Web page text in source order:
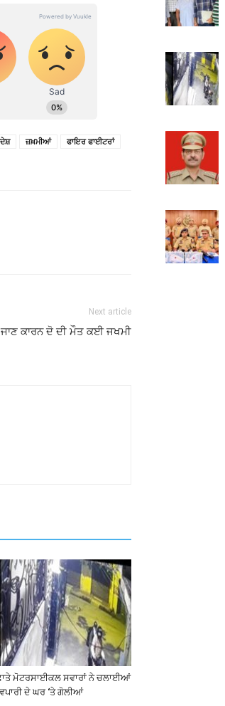
ਜ਼ਖ਼ਮੀਆਂ
ਫਾਇਰ ਫਾਈਟਰਾਂ
Next article
ਕਾਰਨ ਦੋ ਦੀ ਮੌਤ ਕਈ ਜਖਮੀ
ਮੋਟਰਸਾਈਕਲ ਸਵਾਰਾਂ ਨੇ ਚਲਾਈਆਂ
ਦੇ ਘਰ ‘ਤੇ ਗੋਲੀਆਂ